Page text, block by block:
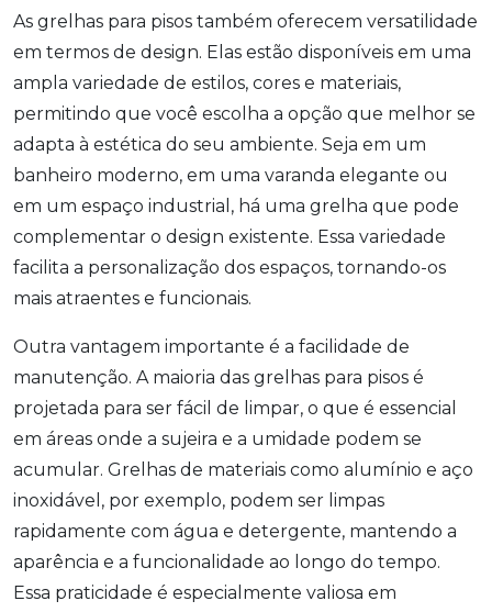
As grelhas para pisos também oferecem versatilidade
em termos de design. Elas estão disponíveis em uma
ampla variedade de estilos, cores e materiais,
permitindo que você escolha a opção que melhor se
adapta à estética do seu ambiente. Seja em um
banheiro moderno, em uma varanda elegante ou
em um espaço industrial, há uma grelha que pode
complementar o design existente. Essa variedade
facilita a personalização dos espaços, tornando-os
mais atraentes e funcionais.
Outra vantagem importante é a facilidade de
manutenção. A maioria das grelhas para pisos é
projetada para ser fácil de limpar, o que é essencial
em áreas onde a sujeira e a umidade podem se
acumular. Grelhas de materiais como alumínio e aço
inoxidável, por exemplo, podem ser limpas
rapidamente com água e detergente, mantendo a
aparência e a funcionalidade ao longo do tempo.
Essa praticidade é especialmente valiosa em